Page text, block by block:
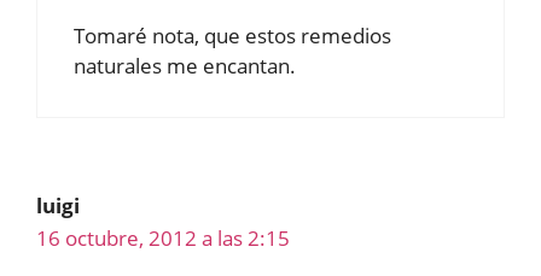
Tomaré nota, que estos remedios
naturales me encantan.
luigi
16 octubre, 2012 a las 2:15